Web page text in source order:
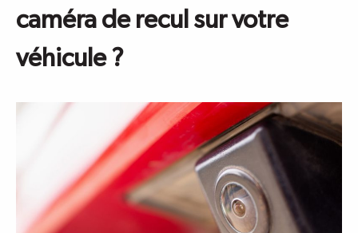
caméra de recul sur votre
véhicule ?